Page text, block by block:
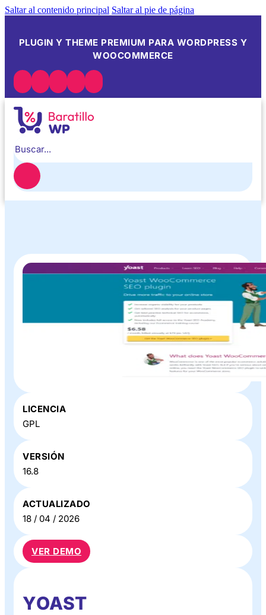
Saltar al contenido principal Saltar al pie de página
PLUGIN Y THEME PREMIUM PARA WORDPRESS Y
WOOCOMMERCE
Baratillo WP
LICENCIA
GPL
VERSIÓN
16.8
ACTUALIZADO
18 / 04 / 2026
VER DEMO
YOAST